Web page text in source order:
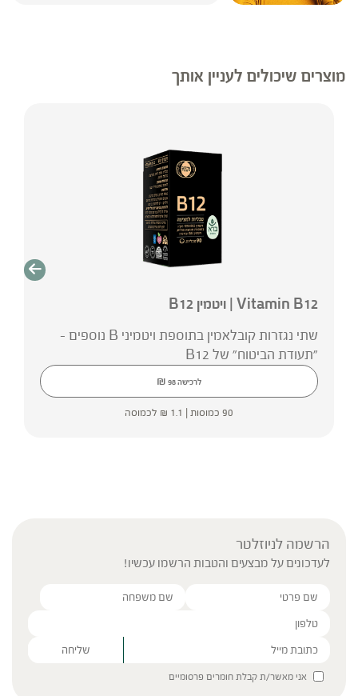
מוצרים שיכולים לעניין אותך
Vitamin B12 | ויטמין B12
שתי נגזרות קובלאמין בתוספת ויטמיני B נוספים -
"תעודת הביטוח" של B12
לרכישה ₪ 98
90 כמוסות | ₪ 1.1 לכמוסה
הרשמה לניוזלטר
לעדכונים על מבצעים והטבות הרשמו עכשיו!
Please leave this field empty.
אני מאשר/ת קבלת חומרים פרסומיים